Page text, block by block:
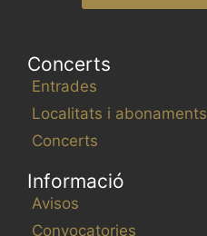
Concerts
Entrades
Localitats i abonaments
Concerts
Informació
Avisos
Convocatories